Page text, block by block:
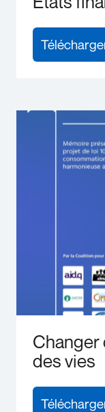
Changer
des vies